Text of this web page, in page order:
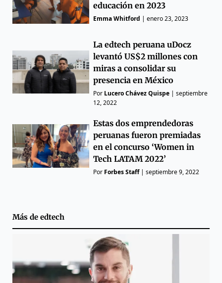
educación en 2023
Emma Whitford |enero 23, 2023
La edtech peruana uDocz
levantó US$2 millones con
miras a consolidar su
presencia en México
Por Lucero Chávez Quispe |septiembre
12, 2022
Estas dos emprendedoras
peruanas fueron premiadas
en el concurso ‘Women in
Tech LATAM 2022’
Por Forbes Staff|septiembre 9, 2022
Más de edtech